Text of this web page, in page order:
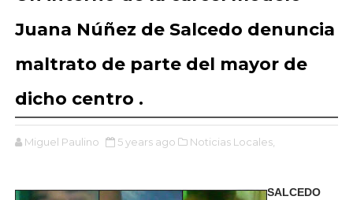
Juana Núñez de Salcedo denuncia
maltrato de parte del mayor de
dicho centro .
Miguel Paulino 5 years ago Noticias Locales,
SALCEDO